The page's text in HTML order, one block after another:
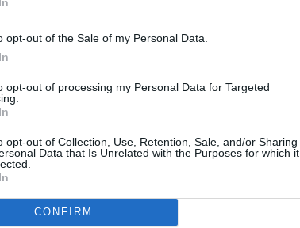
opt-out of the Sale of my Personal Data.
opt-out of processing my Personal Data for Targeted
opt-out of Collection, Use, Retention, Sale, and/or Sharing
Data that Is Unrelated with the Purposes for which it
CONFIRM
και τον Πολιτισμό!
το Culturenow.gr